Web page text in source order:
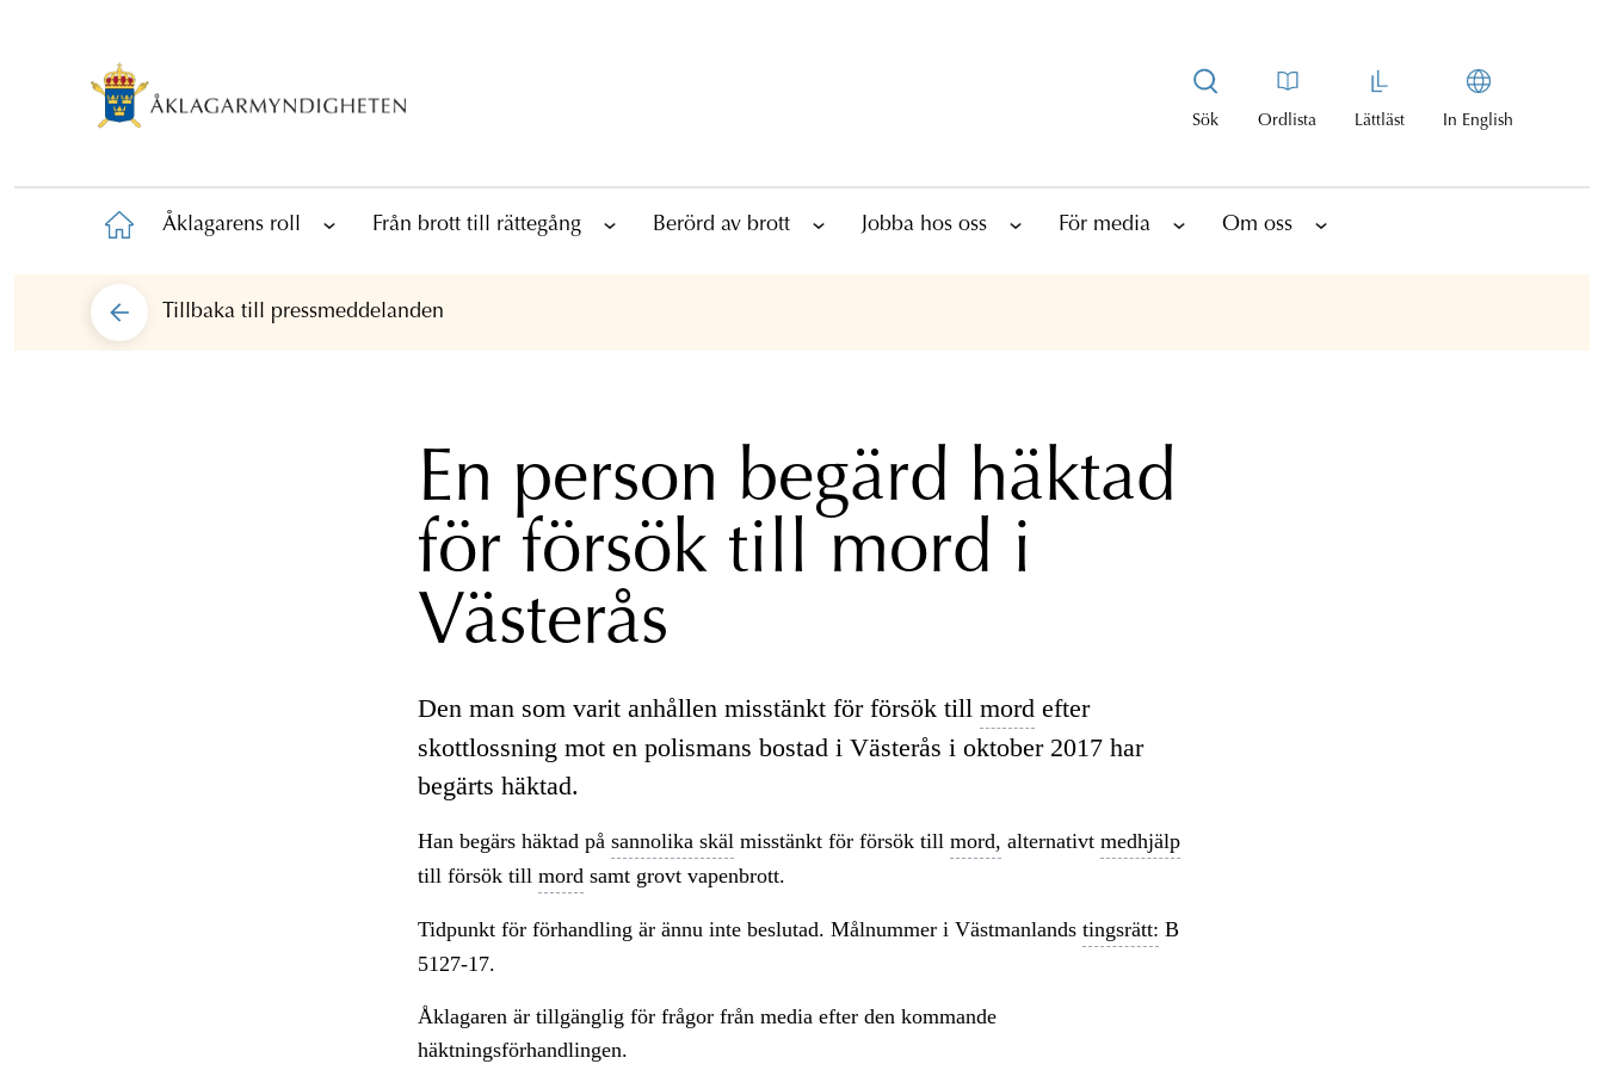
Sök Ordlista Lättläst In English
Åklagarens roll Från brott till rättegång Berörd av brott Jobba hos oss För media Om oss
Tillbaka till pressmeddelanden
En person begärd häktad
för försök till mord i
Västerås
Den man som varit anhållen misstänkt för försök till mord efter
skottlossning mot en polismans bostad i Västerås i oktober 2017 har
begärts häktad.
Han begärs häktad på sannolika skäl misstänkt för försök till mord, alternativt medhjälp
till försök till mord samt grovt vapenbrott.
Tidpunkt för förhandling är ännu inte beslutad. Målnummer i Västmanlands tingsrätt: B
5127-17.
Åklagaren är tillgänglig för frågor från media efter den kommande
häktningsförhandlingen.